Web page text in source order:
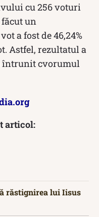
cu 256 voturi
un
a fost de 46,24%
Astfel, rezultatul a
întrunit cvorumul
articol:
răstignirea lui Iisus